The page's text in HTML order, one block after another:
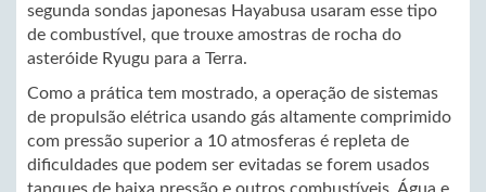
segunda sondas japonesas Hayabusa usaram esse tipo
de combustível, que trouxe amostras de rocha do
asteróide Ryugu para a Terra.
Como a prática tem mostrado, a operação de sistemas
de propulsão elétrica usando gás altamente comprimido
com pressão superior a 10 atmosferas é repleta de
dificuldades que podem ser evitadas se forem usados ​​​​
tanques de baixa pressão e outros combustíveis. Água e